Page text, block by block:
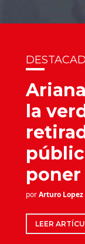
la
poner
porArturo
LEER